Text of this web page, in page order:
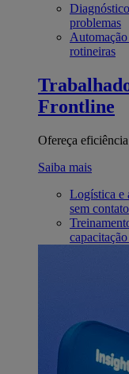
problemas
rotineiras
Frontline
Ofereça
Saiba mais
Logística e
sem contato